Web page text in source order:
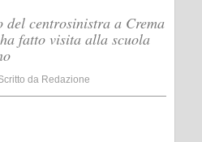
del centrosinistra a Crema
fatto visita alla scuola
da Redazione